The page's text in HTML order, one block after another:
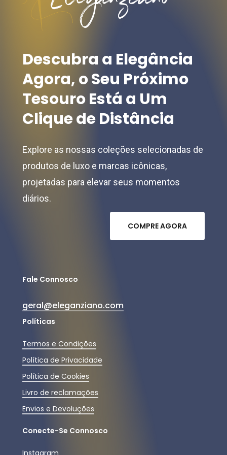
chosen
product
page
Descubra a Elegância
Agora,oSeu Próximo
TesouroEstá a Um
CliquedeDistância
Explore as nossas coleções selecionadas de
produtos de luxo e marcas icônicas,
projetadas para elevar seus momentos
diários.
COMPREAGORA
Fale Connosco
geral@eleganziano.com
Políticas
Termos e Condições
Política de Privacidade
Política de Cookies
Livro de reclamações
Envios e Devoluções
Conecte-Se Connosco